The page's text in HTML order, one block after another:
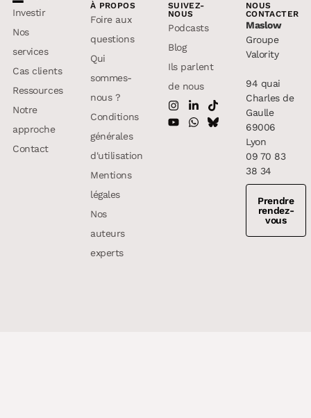
Investir
Nos
services
Cas clients
Ressources
Notre
approche
Contact
À PROPOS
Foire aux
questions
Qui
sommes-
nous ?
Conditions
générales
d'utilisation
Mentions
légales
Nos
auteurs
experts
SUIVEZ-
NOUS
Podcasts
Blog
Ils parlent
de nous
NOUS
CONTACTER
Maslow
Groupe
Valority
94 quai
Charles de
Gaulle
69006
Lyon
09 70 83
38 34
Prendre
rendez-
vous